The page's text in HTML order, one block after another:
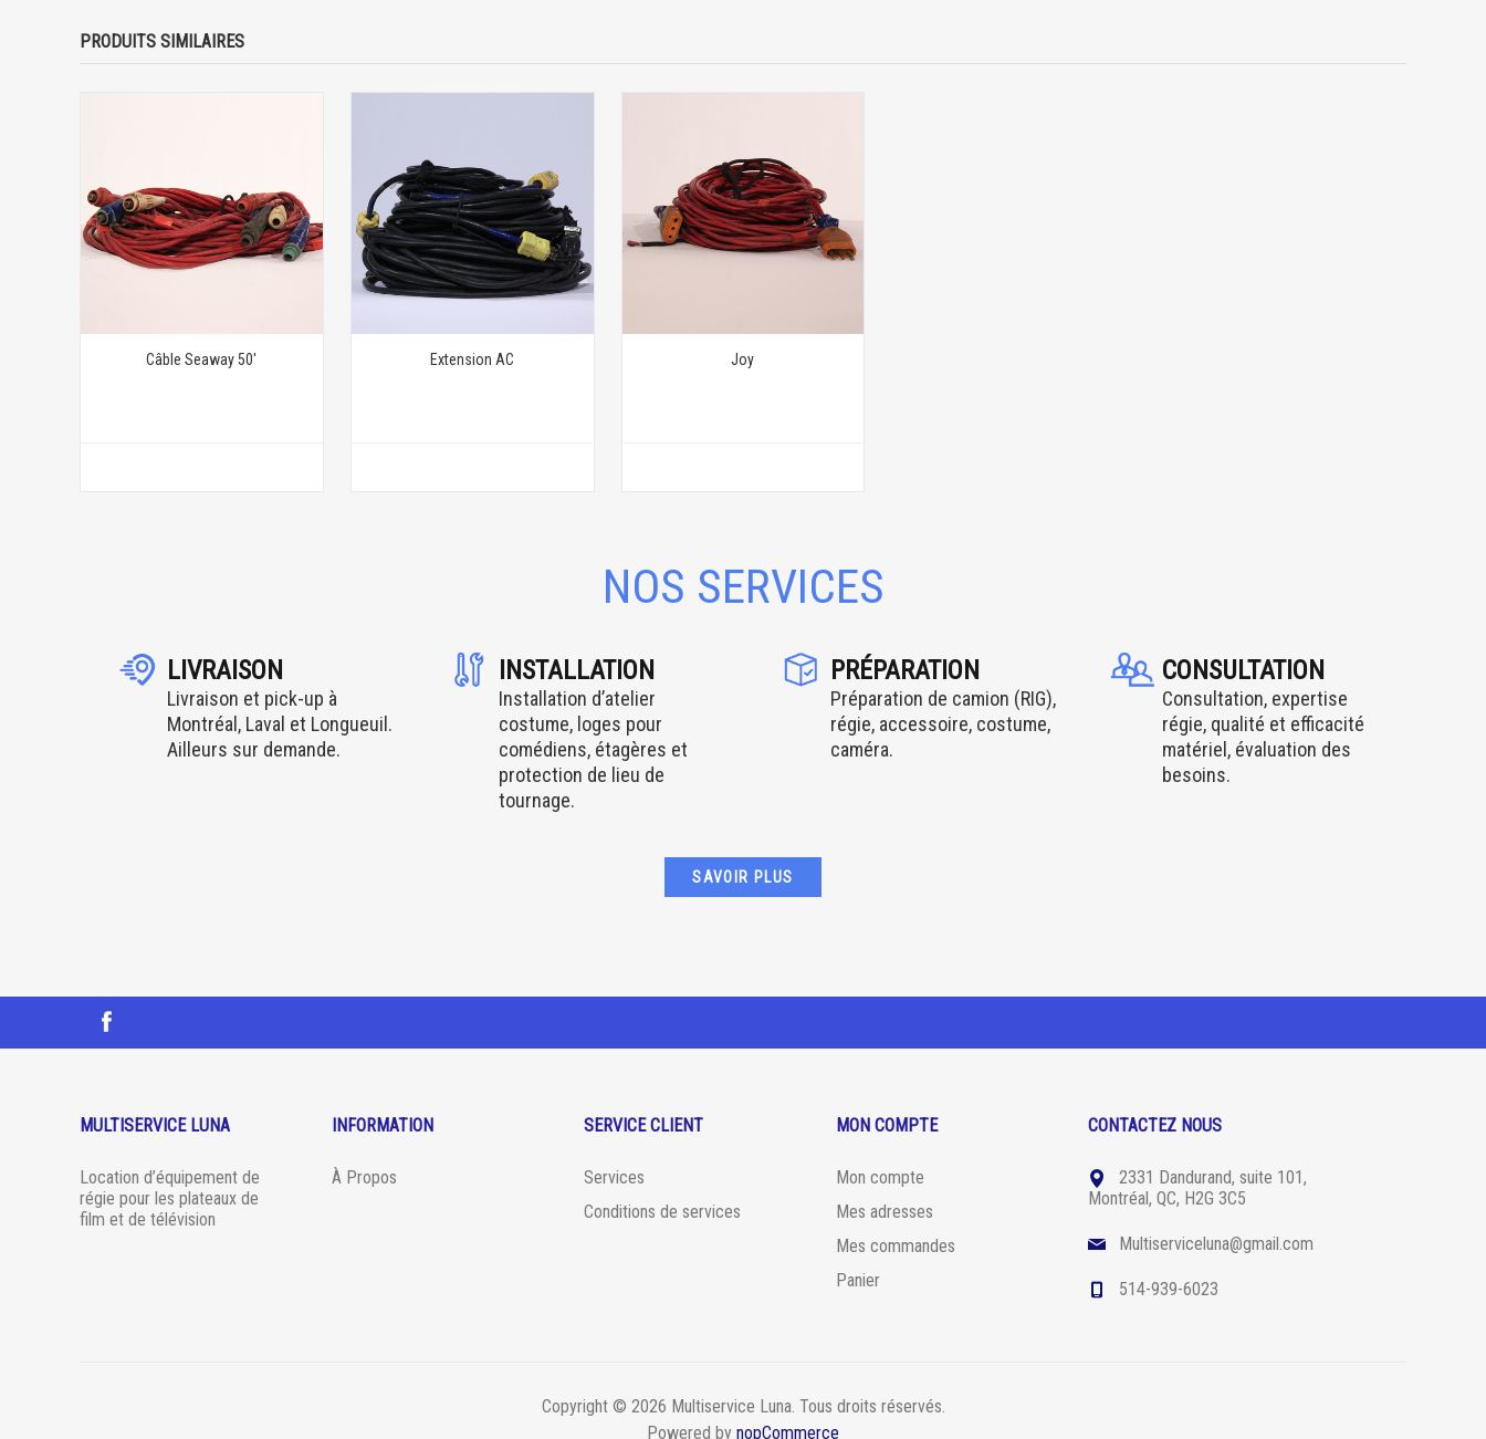
PRODUITS SIMILAIRES
Câble Seaway 50' Extension AC Joy
NOS SERVICES
LIVRAISON
Livraison et pick-up à
Montréal, Laval et Longueuil.
Ailleurs sur demande.
INSTALLATION
Installation d’atelier
costume, loges pour
comédiens, étagères et
protection de lieu de
tournage.
PRÉPARATION
Préparation de camion (RIG),
régie, accessoire, costume,
caméra.
CONSULTATION
Consultation, expertise
régie, qualité et efficacité
matériel, évaluation des
besoins.
SAVOIR PLUS
MULTISERVICE LUNA
Location d’équipement de
régie pour les plateaux de
film et de télévision
INFORMATION
À Propos
SERVICE CLIENT
Services
Conditions de services
MON COMPTE
Mon compte
Mes adresses
Mes commandes
Panier
CONTACTEZ NOUS
2331 Dandurand, suite 101,
Montréal, QC, H2G 3C5
Multiserviceluna@gmail.com
514-939-6023
Copyright © 2026 Multiservice Luna. Tous droits réservés.
Powered by nopCommerce